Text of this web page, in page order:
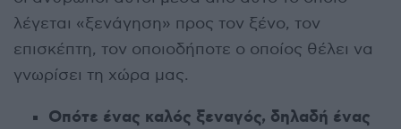
λέγεται «ξενάγηση» προς τον ξένο, τον
επισκέπτη, τον οποιοδήποτε ο οποίος θέλει να
γνωρίσει τη χώρα μας.
Οπότε ένας καλός ξεναγός, δηλαδή ένας